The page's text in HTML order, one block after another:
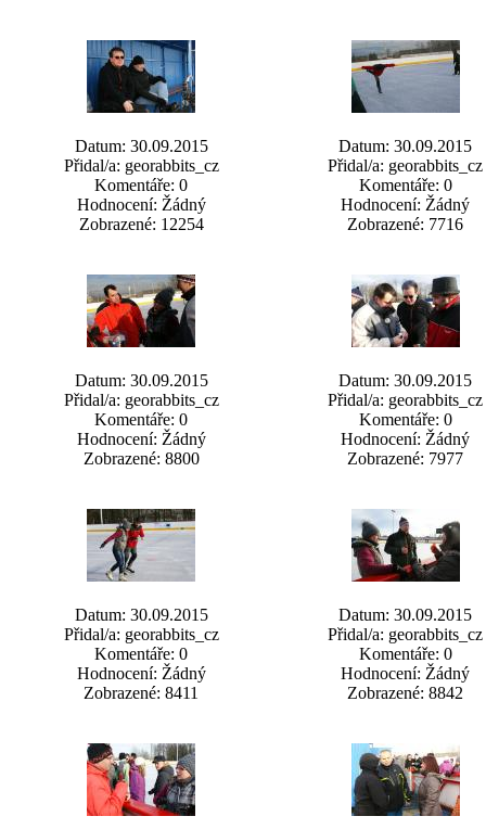
Datum: 30.09.2015
Přidal/a: georabbits_cz
Komentáře: 0
Hodnocení: Žádný
Zobrazené: 12254
Datum: 30.09.2015
Přidal/a: georabbits_cz
Komentáře: 0
Hodnocení: Žádný
Zobrazené: 7716
Datum: 30.09.2015
Přidal/a: georabbits_cz
Komentáře: 0
Hodnocení: Žádný
Zobrazené: 8800
Datum: 30.09.2015
Přidal/a: georabbits_cz
Komentáře: 0
Hodnocení: Žádný
Zobrazené: 7977
Datum: 30.09.2015
Přidal/a: georabbits_cz
Komentáře: 0
Hodnocení: Žádný
Zobrazené: 8411
Datum: 30.09.2015
Přidal/a: georabbits_cz
Komentáře: 0
Hodnocení: Žádný
Zobrazené: 8842